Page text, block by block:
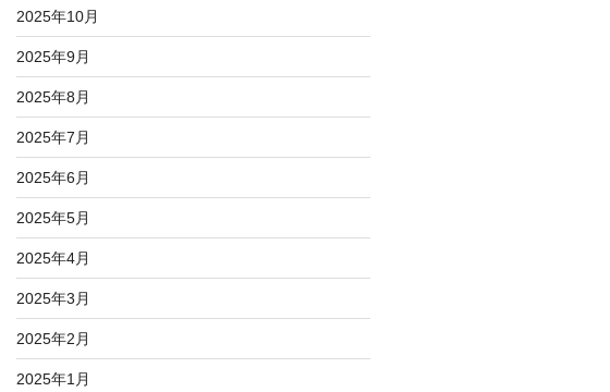
2025年10月
2025年9月
2025年8月
2025年7月
2025年6月
2025年5月
2025年4月
2025年3月
2025年2月
2025年1月